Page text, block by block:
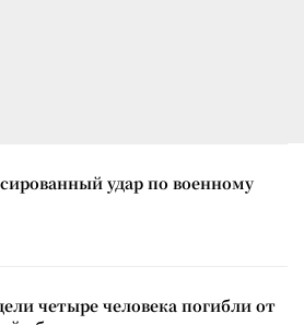
удар по военному
четыре человека погибли от